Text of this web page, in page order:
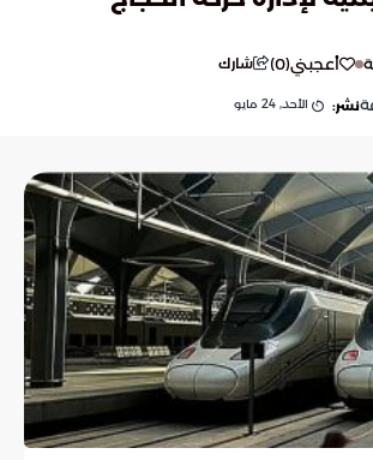
أعجبني(
0
) شارك
نشر: الأحد, 24 مايو